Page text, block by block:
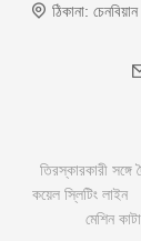
ঠিকানা:
তিরস্কারকারী সঙ্গে
কয়েল স্লিটিং লাইন
মেশিন কাটা